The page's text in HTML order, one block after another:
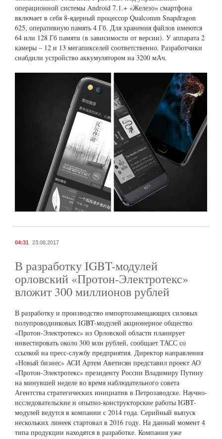
операционной системы Android 7.1.+ «Железо» смартфона
включает в себя 8-ядерный процессор Qualcomm Snapdragon
625, оперативную память 4 Гб. Для хранения файлов имеются
64 или 128 Гб памяти (в зависимости от версии). У аппарата 2
камеры – 12 и 13 мегапикселей соответственно. Разработчики
снабдили устройство аккумулятором на 3200 мАч.
04:31 23.08.2017
В разработку IGBT-модулей
орловский «Протон-Электротекс»
вложит 300 миллионов рублей
В разработку и производство импортозамещающих силовых
полупроводниковых IGBT-модулей акционерное общество
«Протон-Электротекс» из Орловской области планирует
инвестировать около 300 млн рублей, сообщает ТАСС со
ссылкой на пресс-службу предприятия. Директор направления
«Новый бизнес» АСИ Артем Аветисян представил проект АО
«Протон-Электротекс» президенту России Владимиру Путину
на минувшей неделе во время наблюдательного совета
Агентства стратегических инициатив в Петрозаводске. Научно-
исследовательские и опытно-конструкторские работы IGBT-
модулей ведутся в компании с 2014 года. Серийный выпуск
нескольких линеек стартовал в 2016 году. На данный момент 4
типа продукции находятся в разработке. Компания уже